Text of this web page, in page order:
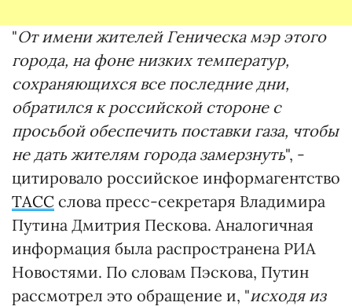
"От имени жителей Геническа мэр этого
города, на фоне низких температур,
сохраняющихся все последние дни,
обратился к российской стороне с
просьбой обеспечить поставки газа, чтобы
не дать жителям города замерзнуть", -
цитировало российское информагентство
ТАСС слова пресс-секретаря Владимира
Путина Дмитрия Пескова. Аналогичная
информация была распространена РИА
Новостями. По словам Пэскова, Путин
рассмотрел это обращение и, "исходя из